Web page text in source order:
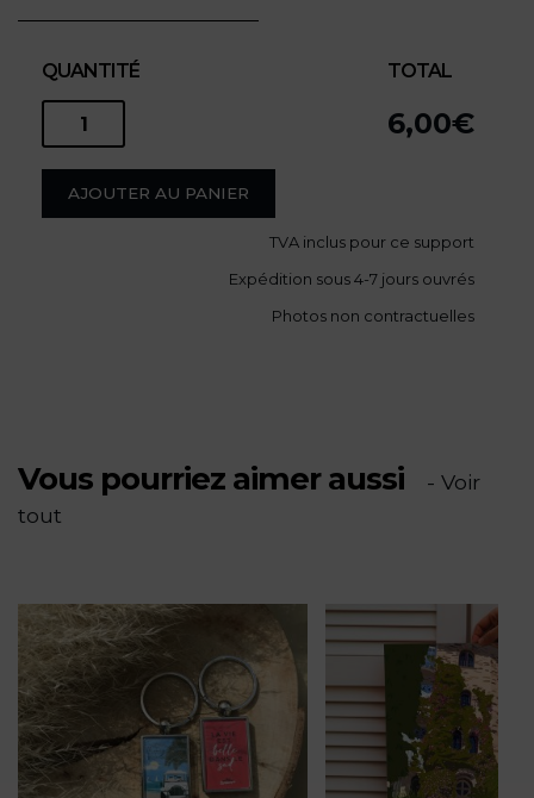
QUANTITÉ
quantité
TOTAL
6,00€
AJOUTER AU PANIER
TVA inclus pour ce support
Expédition sous 4-7 jours ouvrés
Photos non contractuelles
Vous pourriez aimer aussi
- Voir
tout